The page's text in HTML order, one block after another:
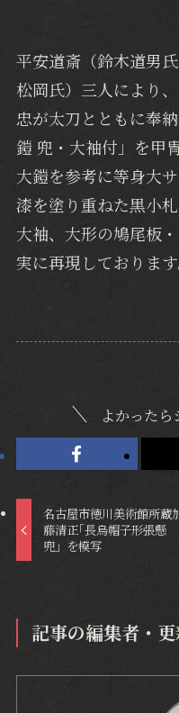
平安道斎（鈴木道男
松岡氏）三人により
忠が太刀とともに奉
鎧 兜・大袖付」を甲
大鎧を参考に等身大
漆を塗り重ねた黒小
大袖、大形の鳩尾板
実に再現しております
よかった
名古屋市徳川美術館所蔵
藤清正｢長烏帽子形張懸
兜」を模写
記事の編集者・